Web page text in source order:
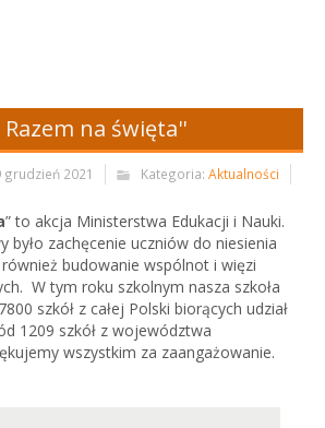
Razem na święta''
2021 Kategoria: Aktualności
” to akcja Ministerstwa Edukacji i Nauki.
było zachęcenie uczniów do niesienia
budowanie wspólnot i więzi
W tym roku szkolnym nasza szkoła
szkół z całej Polski biorących udział
1209 szkół z województwa
wszystkim za zaangażowanie.